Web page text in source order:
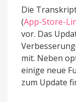
Die
(App-Store-
vor. Das
mit. Neben
einige neue
zum Update